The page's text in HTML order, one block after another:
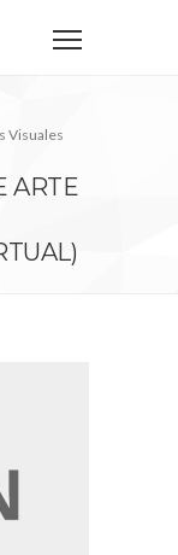
Visuales
ARTE